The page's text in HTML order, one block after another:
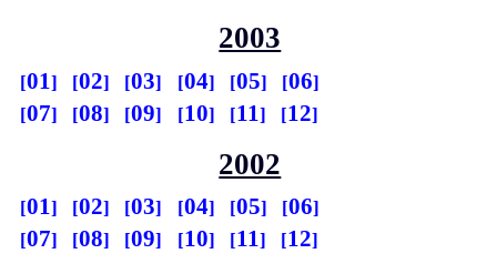
2003
01 02 03 04 05
06
07
08 09 10 11 12
2002
01 02 03 04 05
06
07
08 09 10 11 12